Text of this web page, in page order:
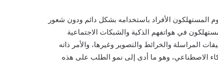
المستهلكون الأفراد ‏باستخدامه بشكل دائم ودون شعور
في هواتفهم الذكية والشبكات الاجتماعية
المراسلة والخرائط والتصوير وغيرها، والأمر ذاته
الاصطناعي، وهو ما ‏أدى إلى نمو الطلب على هذه